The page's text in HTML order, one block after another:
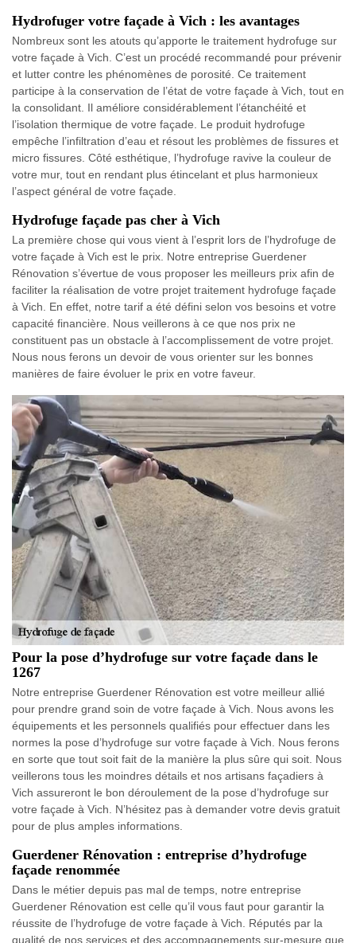
Hydrofuger votre façade à Vich : les avantages
Nombreux sont les atouts qu’apporte le traitement hydrofuge sur
votre façade à Vich. C’est un procédé recommandé pour prévenir
et lutter contre les phénomènes de porosité. Ce traitement
participe à la conservation de l’état de votre façade à Vich, tout en
la consolidant. Il améliore considérablement l’étanchéité et
l’isolation thermique de votre façade. Le produit hydrofuge
empêche l’infiltration d’eau et résout les problèmes de fissures et
micro fissures. Côté esthétique, l’hydrofuge ravive la couleur de
votre mur, tout en rendant plus étincelant et plus harmonieux
l’aspect général de votre façade.
Hydrofuge façade pas cher à Vich
La première chose qui vous vient à l’esprit lors de l’hydrofuge de
votre façade à Vich est le prix. Notre entreprise Guerdener
Rénovation s’évertue de vous proposer les meilleurs prix afin de
faciliter la réalisation de votre projet traitement hydrofuge façade
à Vich. En effet, notre tarif a été défini selon vos besoins et votre
capacité financière. Nous veillerons à ce que nos prix ne
constituent pas un obstacle à l’accomplissement de votre projet.
Nous nous ferons un devoir de vous orienter sur les bonnes
manières de faire évoluer le prix en votre faveur.
Pour la pose d’hydrofuge sur votre façade dans le
1267
Notre entreprise Guerdener Rénovation est votre meilleur allié
pour prendre grand soin de votre façade à Vich. Nous avons les
équipements et les personnels qualifiés pour effectuer dans les
normes la pose d’hydrofuge sur votre façade à Vich. Nous ferons
en sorte que tout soit fait de la manière la plus sûre qui soit. Nous
veillerons tous les moindres détails et nos artisans façadiers à
Vich assureront le bon déroulement de la pose d’hydrofuge sur
votre façade à Vich. N’hésitez pas à demander votre devis gratuit
pour de plus amples informations.
Guerdener Rénovation : entreprise d’hydrofuge
façade renommée
Dans le métier depuis pas mal de temps, notre entreprise
Guerdener Rénovation est celle qu’il vous faut pour garantir la
réussite de l’hydrofuge de votre façade à Vich. Réputés par la
qualité de nos services et des accompagnements sur-mesure que